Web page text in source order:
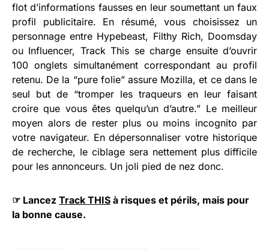
flot d’informations fausses en leur soumettant un faux
profil publicitaire. En résumé, vous choisissez un
personnage entre Hypebeast, Filthy Rich, Doomsday
ou Influencer, Track This se charge ensuite d’ouvrir
100 onglets simultanément correspondant au profil
retenu. De la “pure folie” assure Mozilla, et ce dans le
seul but de “tromper les traqueurs en leur faisant
croire que vous êtes quelqu’un d’autre.” Le meilleur
moyen alors de rester plus ou moins incognito par
votre navigateur. En dépersonnaliser votre historique
de recherche, le ciblage sera nettement plus difficile
pour les annonceurs. Un joli pied de nez donc.
☞ Lancez Track THIS à risques et périls, mais pour
la bonne cause.